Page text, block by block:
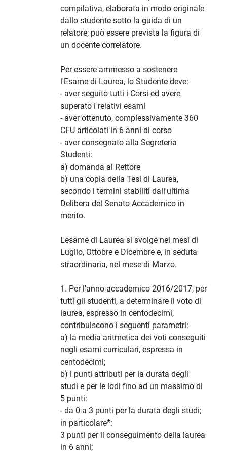
compilativa, elaborata in modo originale
dallo studente sotto la guida di un
relatore; può essere prevista la figura di
un docente correlatore.
Per essere ammesso a sostenere
l'Esame di Laurea, lo Studente deve:
- aver seguito tutti i Corsi ed avere
superato i relativi esami
- aver ottenuto, complessivamente 360
CFU articolati in 6 anni di corso
- aver consegnato alla Segreteria
Studenti:
a) domanda al Rettore
b) una copia della Tesi di Laurea,
secondo i termini stabiliti dall'ultima
Delibera del Senato Accademico in
merito.
L'esame di Laurea si svolge nei mesi di
Luglio, Ottobre e Dicembre e, in seduta
straordinaria, nel mese di Marzo.
1. Per l'anno accademico 2016/2017, per
tutti gli studenti, a determinare il voto di
laurea, espresso in centodecimi,
contribuiscono i seguenti parametri:
a) la media aritmetica dei voti conseguiti
negli esami curriculari, espressa in
centodecimi;
b) i punti attributi per la durata degli
studi e per le lodi fino ad un massimo di
5 punti:
- da 0 a 3 punti per la durata degli studi;
in particolare*:
3 punti per il conseguimento della laurea
in 6 anni;